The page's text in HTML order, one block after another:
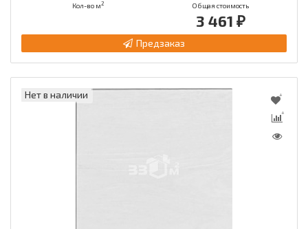
Кол-во м2 Общая стоимость
3 461 ₽
Предзаказ
Нет в наличии